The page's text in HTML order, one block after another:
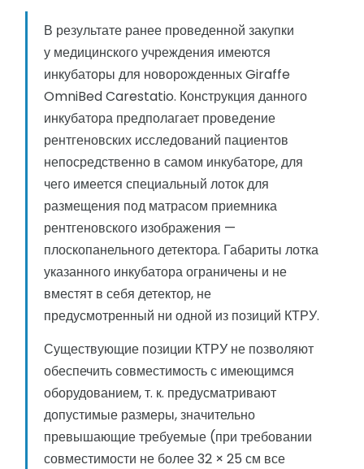
В результате ранее проведенной закупки
у медицинского учреждения имеются
инкубаторы для новорожденных Giraffe
OmniBed Carestatio. Конструкция данного
инкубатора предполагает проведение
рентгеновских исследований пациентов
непосредственно в самом инкубаторе, для
чего имеется специальный лоток для
размещения под матрасом приемника
рентгеновского изображения —
плоскопанельного детектора. Габариты лотка
указанного инкубатора ограничены и не
вместят в себя детектор, не
предусмотренный ни одной из позиций КТРУ.
Существующие позиции КТРУ не позволяют
обеспечить совместимость с имеющимся
оборудованием, т. к. предусматривают
допустимые размеры, значительно
превышающие требуемые (при требовании
совместимости не более 32 × 25 см все